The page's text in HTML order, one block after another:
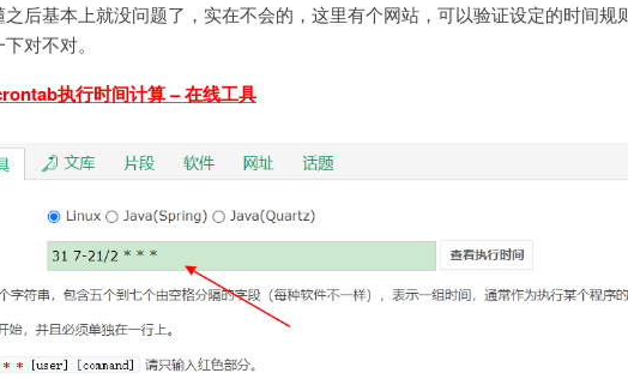
之后基本上就没问题了，实在不会的，这里有个网站，可以验证设定的时间规
对不对。
执行时间计算 – 在线工具